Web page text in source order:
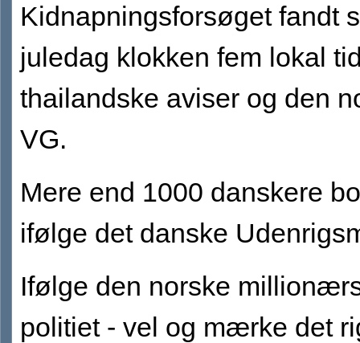
Kidnapningsforsøget fandt
juledag klokken fem lokal
thailandske aviser og den
VG.
Mere end 1000 danskere
ifølge det danske
Ifølge den norske
politiet - vel og mærke det